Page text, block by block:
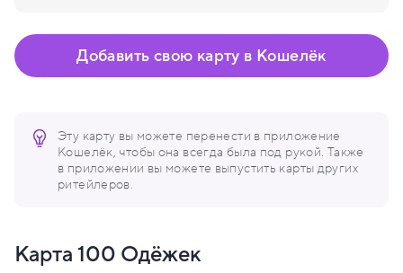
Эту карту вы можете перенести в приложение
Кошелёк, чтобы она всегда была под рукой. Также
в приложении вы можете выпустить карты других
ритейлеров.
Добавить свою карту в Кошелёк
Карта 100 Одёжек